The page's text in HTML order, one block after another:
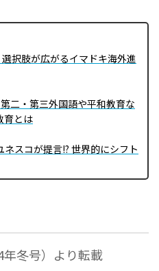
択肢が広がるイマドキ海外進
二・第三外国語や平和教育な
育とは
ネスコが提言!? 世界的にシフト
年冬号）より転載